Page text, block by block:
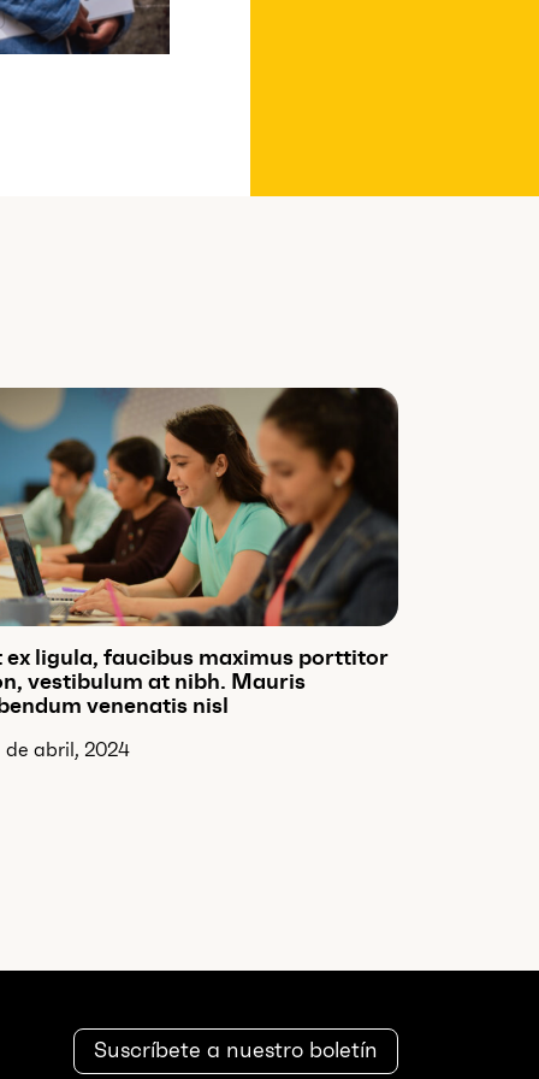
ex ligula, faucibus maximus porttitor
vestibulum at nibh. Mauris
venenatis nisl
de abril, 2024
Suscríbete a nuestro boletín